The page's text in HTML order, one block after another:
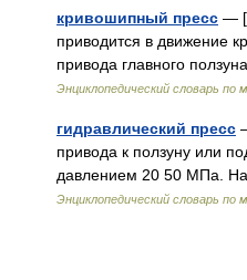
кривошипный пресс —
приводится в движение
привода главного
Энциклопедический словарь по
гидравлический пресс
привода к ползуну или
давлением 20 50 МПа. На
Энциклопедический словарь по